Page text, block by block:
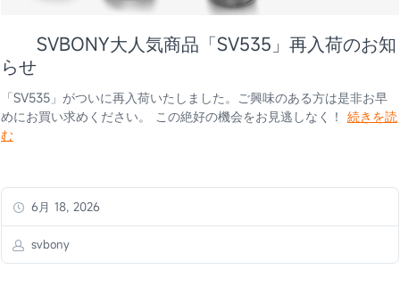
SVBONY大人気商品「SV535」再入荷のお知
らせ
「SV535」がついに再入荷いたしました。ご興味のある方は是非お早
めにお買い求めください。 この絶好の機会をお見逃しなく！ 続きを読
む
6月 18, 2026
svbony